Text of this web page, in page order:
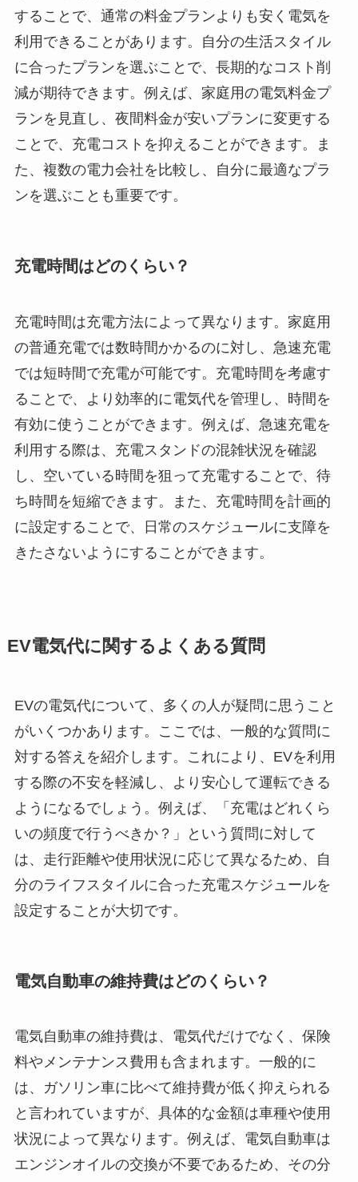
することで、通常の料金プランよりも安く電気を
利用できることがあります。自分の生活スタイル
に合ったプランを選ぶことで、長期的なコスト削
減が期待できます。例えば、家庭用の電気料金プ
ランを見直し、夜間料金が安いプランに変更する
ことで、充電コストを抑えることができます。ま
た、複数の電力会社を比較し、自分に最適なプラ
ンを選ぶことも重要です。
充電時間はどのくらい？
充電時間は充電方法によって異なります。家庭用
の普通充電では数時間かかるのに対し、急速充電
では短時間で充電が可能です。充電時間を考慮す
ることで、より効率的に電気代を管理し、時間を
有効に使うことができます。例えば、急速充電を
利用する際は、充電スタンドの混雑状況を確認
し、空いている時間を狙って充電することで、待
ち時間を短縮できます。また、充電時間を計画的
に設定することで、日常のスケジュールに支障を
きたさないようにすることができます。
EV電気代に関するよくある質問
EVの電気代について、多くの人が疑問に思うこと
がいくつかあります。ここでは、一般的な質問に
対する答えを紹介します。これにより、EVを利用
する際の不安を軽減し、より安心して運転できる
ようになるでしょう。例えば、「充電はどれくら
いの頻度で行うべきか？」という質問に対して
は、走行距離や使用状況に応じて異なるため、自
分のライフスタイルに合った充電スケジュールを
設定することが大切です。
電気自動車の維持費はどのくらい？
電気自動車の維持費は、電気代だけでなく、保険
料やメンテナンス費用も含まれます。一般的に
は、ガソリン車に比べて維持費が低く抑えられる
と言われていますが、具体的な金額は車種や使用
状況によって異なります。例えば、電気自動車は
エンジンオイルの交換が不要であるため、その分